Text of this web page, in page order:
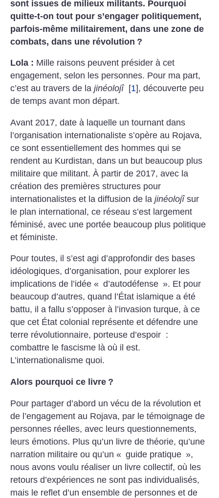
sont issues de milieux militants. Pourquoi
quitte-t-on tout pour s’engager politiquement,
parfois-même militairement, dans une zone de
combats, dans une révolution ?
Lola : Mille raisons peuvent présider à cet
engagement, selon les personnes. Pour ma part,
c’est au travers de lajinéolojî [1], découverte peu
de temps avant mon départ.
Avant 2017, date à laquelle un tournant dans
l’organisation internationaliste s’opère au Rojava,
ce sont essentiellement des hommes qui se
rendent au Kurdistan, dans un but beaucoup plus
militaire que militant. À partir de 2017, avec la
création des premières structures pour
internationalistes et la diffusion de lajinéolojîsur
le plan international, ce réseau s’est largement
féminisé, avec une portée beaucoup plus politique
et féministe.
Pour toutes, il s’est agi d’approfondir des bases
idéologiques, d’organisation, pour explorer les
implications de l’idée « d’autodéfense ». Et pour
beaucoup d’autres, quand l’État islamique a été
battu, il a fallu s’opposer à l’invasion turque, à ce
que cet État colonial représente et défendre une
terre révolutionnaire, porteuse d’espoir :
combattre le fascisme là où il est.
L’internationalisme quoi.
Alors pourquoi ce livre ?
Pour partager d’abord un vécu de la révolution et
de l’engagement au Rojava, par le témoignage de
personnes réelles, avec leurs questionnements,
leurs émotions. Plus qu’un livre de théorie, qu’une
narration militaire ou qu’un « guide pratique »,
nous avons voulu réaliser un livre collectif, où les
retours d’expériences ne sont pas individualisés,
mais le reflet d’un ensemble de personnes et de